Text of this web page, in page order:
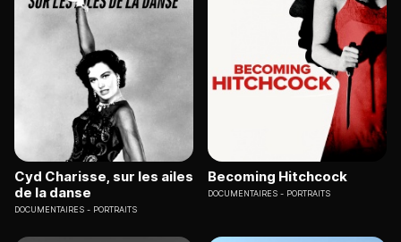
Cyd Charisse, sur les ailes
de la danse
DOCUMENTAIRES PORTRAITS
Becoming Hitchcock
DOCUMENTAIRES PORTRAITS